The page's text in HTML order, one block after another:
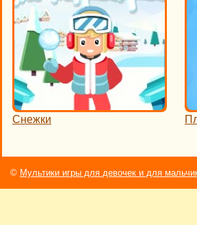
Снежки
© Мультики игры для девочек и для